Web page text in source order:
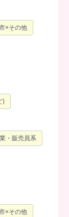
×その他
)
・販売員系
×その他